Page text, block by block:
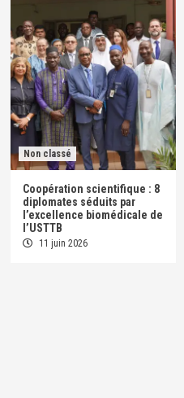
Non classé
Coopération scientifique : 8
diplomates séduits par
l’excellence biomédicale de
l’USTTB
11 juin 2026